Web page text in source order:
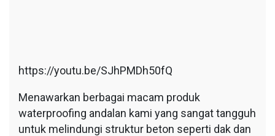
https://youtu.be/SJhPMDh50fQ
Menawarkan berbagai macam produk
waterproofing andalan kami yang sangat tangguh
untuk melindungi struktur beton seperti dak dan